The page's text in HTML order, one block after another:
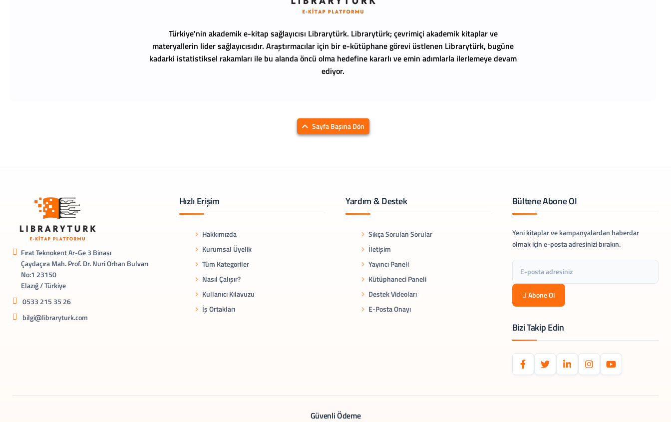
Türkiye'nin akademik e-kitap sağlayıcısı Librarytürk. Librarytürk; çevrimiçi akademik kitaplar ve
materyallerin lider sağlayıcısıdır. Araştırmacılar için bir e-kütüphane görevi üstlenen Librarytürk, bugüne
kadarki istatistiksel rakamları ile bu alanda öncü olma hedefine kararlı ve emin adımlarla ilerlemeye devam
ediyor.
Sayfa Başına Dön
Fırat Teknokent Ar-Ge 3 Binası
Çaydaçıra Mah. Prof. Dr. Nuri Orhan Bulvarı
No:1 23150
Elazığ / Türkiye
0533 215 35 26
bilgi@libraryturk.com
Hızlı Erişim
Hakkımızda
Kurumsal Üyelik
Tüm Kategoriler
Nasıl Çalışır?
Kullanıcı Kılavuzu
İş Ortakları
Yardım & Destek
Sıkça Sorulan Sorular
İletişim
Yayıncı Paneli
Kütüphaneci Paneli
Destek Videoları
E-Posta Onayı
Bültene Abone Ol
Yeni kitaplar ve kampanyalardan haberdar
olmak için e-posta adresinizi bırakın.
Abone Ol
Bizi Takip Edin
Güvenli Ödeme